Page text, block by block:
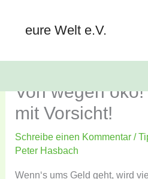
Inhalt
springen
eure Welt e.V.
Von wegen
mit Vorsicht!
Schreibe einen Kommentar /
Peter Hasbach
Wenn‘s ums Geld geht, wird